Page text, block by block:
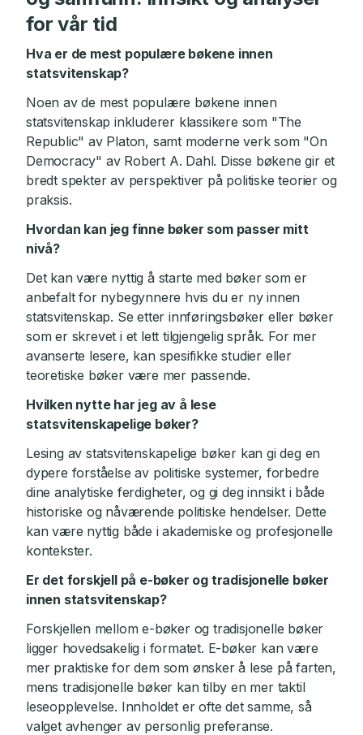
for vår tid
Hva er de mest populære bøkene innen
statsvitenskap?
Noen av de mest populære bøkene innen
statsvitenskap inkluderer klassikere som "The
Republic" av Platon, samt moderne verk som "On
Democracy" av Robert A. Dahl. Disse bøkene gir et
bredt spekter av perspektiver på politiske teorier og
praksis.
Hvordan kan jeg finne bøker som passer mitt
nivå?
Det kan være nyttig å starte med bøker som er
anbefalt for nybegynnere hvis du er ny innen
statsvitenskap. Se etter innføringsbøker eller bøker
som er skrevet i et lett tilgjengelig språk. For mer
avanserte lesere, kan spesifikke studier eller
teoretiske bøker være mer passende.
Hvilken nytte har jeg av å lese
statsvitenskapelige bøker?
Lesing av statsvitenskapelige bøker kan gi deg en
dypere forståelse av politiske systemer, forbedre
dine analytiske ferdigheter, og gi deg innsikt i både
historiske og nåværende politiske hendelser. Dette
kan være nyttig både i akademiske og profesjonelle
kontekster.
Er det forskjell på e-bøker og tradisjonelle bøker
innen statsvitenskap?
Forskjellen mellom e-bøker og tradisjonelle bøker
ligger hovedsakelig i formatet. E-bøker kan være
mer praktiske for dem som ønsker å lese på farten,
mens tradisjonelle bøker kan tilby en mer taktil
leseopplevelse. Innholdet er ofte det samme, så
valget avhenger av personlig preferanse.